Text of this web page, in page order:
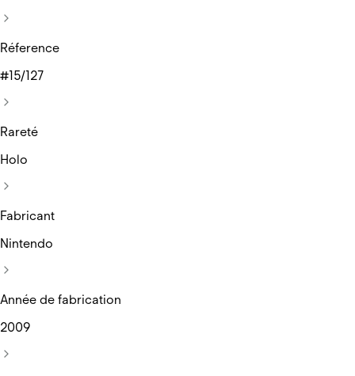
Réference
#15/127
Rareté
Holo
Fabricant
Nintendo
Année de fabrication
2009